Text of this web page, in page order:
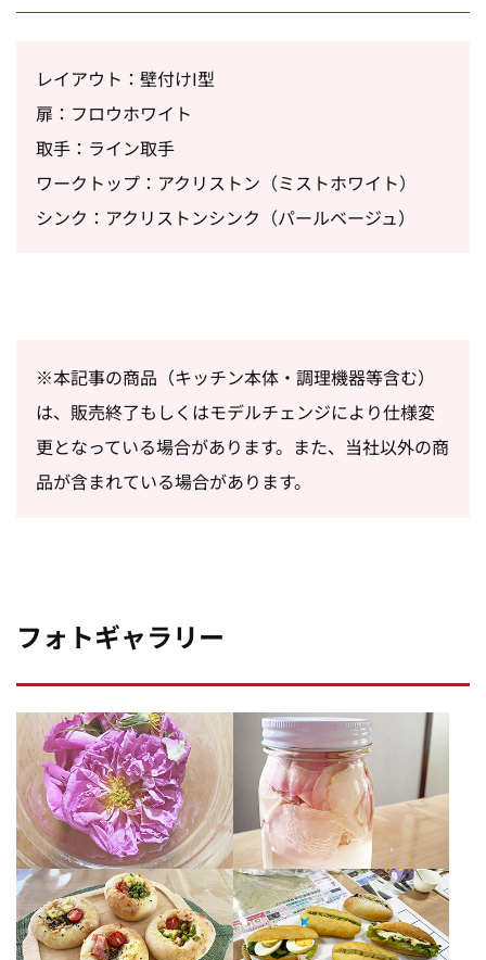
レイアウト：壁付けI型
扉：フロウホワイト
取手：ライン取手
ワークトップ：アクリストン（ミストホワイト）
シンク：アクリストンシンク（パールベージュ）
※本記事の商品（キッチン本体・調理機器等含む）
は、販売終了もしくはモデルチェンジにより仕様変
更となっている場合があります。また、当社以外の商
品が含まれている場合があります。
フォトギャラリー